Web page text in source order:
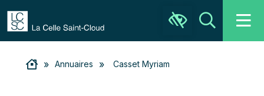
Ouvrir la barre d’outils
» Annuaires » Casset Myriam